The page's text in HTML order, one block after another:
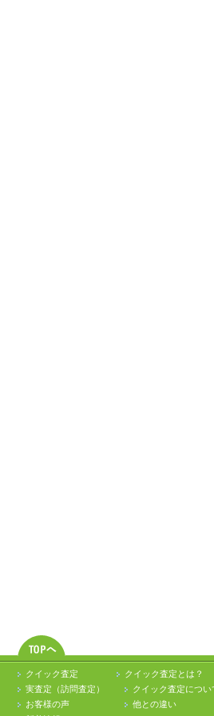
クイック査定
実査定（訪問査定）
お客様の声
クイック査定とは？
クイック査定につい
他との違い